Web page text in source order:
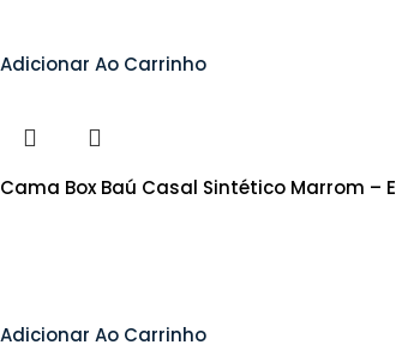
Adicionar Ao Carrinho
Cama Box Baú Casal Sintético Marrom –
Adicionar Ao Carrinho